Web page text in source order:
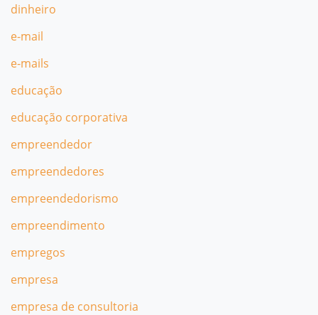
dinheiro
e-mail
e-mails
educação
educação corporativa
empreendedor
empreendedores
empreendedorismo
empreendimento
empregos
empresa
empresa de consultoria